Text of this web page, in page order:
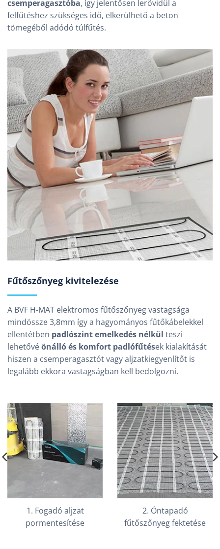
csemperagasztóba, így jelentősen lerövidül a
felfűtéshez szükséges idő, elkerülhető a beton
tömegéből adódó túlfűtés.
Fűtőszőnyeg kivitelezése
A BVF H-MAT elektromos fűtőszőnyeg vastagsága
mindössze 3,8mm így a hagyományos fűtőkábelekkel
ellentétben padlószint emelkedés nélkül teszi
lehetővéönálló és komfort padlófűtések kialakítását
hiszen a csemperagasztót vagy aljzatkiegyenlítőt is
legalább ekkora vastagságban kell bedolgozni.
1. Fogadó aljzat
pormentesítése
2. Öntapadó
fűtőszőnyeg fektetése